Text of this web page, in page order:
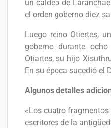
un caldeo de
el orden goberno diez
Luego reino Otiertes,
goberno durante
Otiartes, su hijo
En su época sucedió el
Algunos detalles
«Los cuatro fragmentos
escritores de la